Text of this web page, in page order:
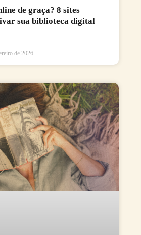
de graça? 8 sites
sua biblioteca digital
de 2026